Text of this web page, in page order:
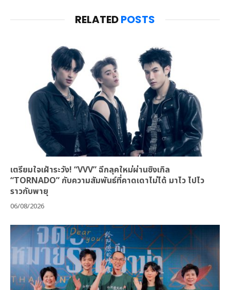
RELATEDPOSTS
เตรียมใจเฝ้าระวัง! “VVV” ฉีกลุคใหม่ผ่านซิงเกิล
“TORNADO” กับความสัมพันธ์ที่คาดเดาไม่ได้ มาไว ไปไว
ราวกับพายุ
06/08/2026